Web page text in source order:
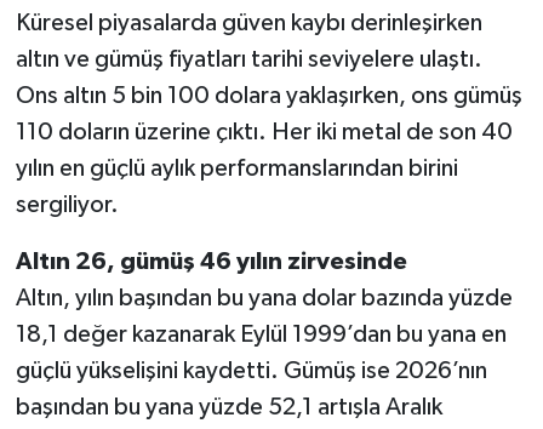
Küresel piyasalarda güven kaybı derinleşirken
altın ve gümüş fiyatları tarihi seviyelere ulaştı.
Ons altın 5 bin 100 dolara yaklaşırken, ons gümüş
110 doların üzerine çıktı. Her iki metal de son 40
yılın en güçlü aylık performanslarından birini
sergiliyor.
Altın 26, gümüş 46 yılın zirvesinde
Altın, yılın başından bu yana dolar bazında yüzde
18,1 değer kazanarak Eylül 1999’dan bu yana en
güçlü yükselişini kaydetti. Gümüş ise 2026’nın
başından bu yana yüzde 52,1 artışla Aralık